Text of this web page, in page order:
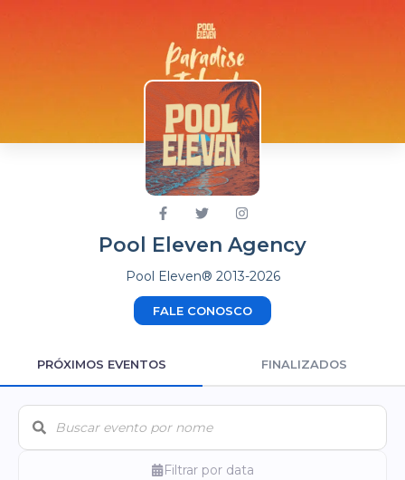
Pool Eleven Agency
Pool Eleven® 2013-2026
FALE CONOSCO
PRÓXIMOS EVENTOS FINALIZADOS
Filtrar por data